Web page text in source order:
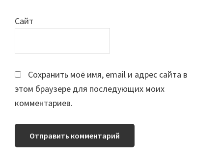
Сайт
Сохранить моё имя, email и адрес сайта в
этом браузере для последующих моих
комментариев.